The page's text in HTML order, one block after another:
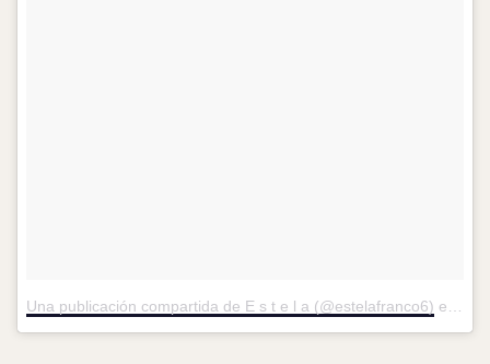
Una publicación compartida de E s t e l a (@estelafranco6) el